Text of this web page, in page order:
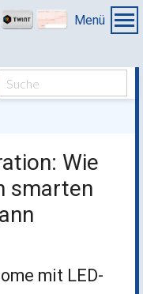
Menü
Wie
smarten
mit LED-